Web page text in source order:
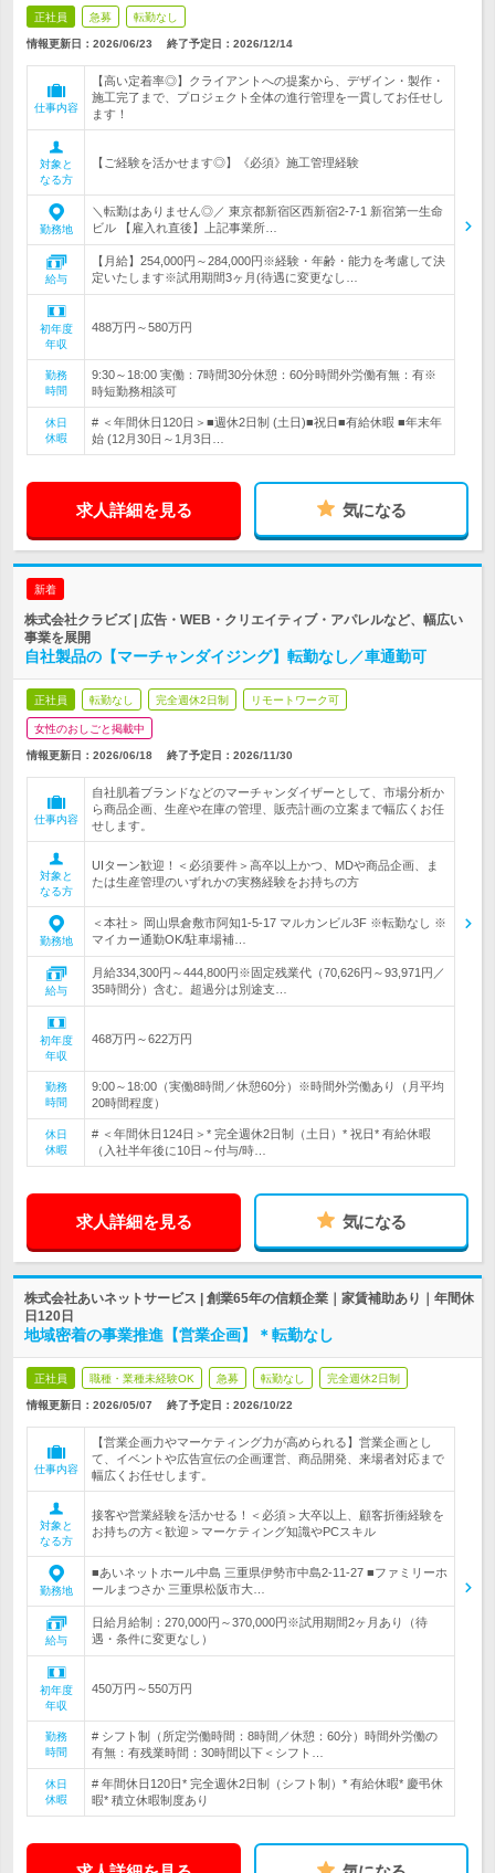
正社員 急募 転勤なし
情報更新日：2026/06/23 終了予定日： 2026/12/14
仕事内容
【高い定着率◎】クライアントへの提案から、デザイン・製作・
施工完了まで、プロジェクト全体の進行管理を一貫してお任せし
ます！
対象と
なる方
【ご経験を活かせます◎】《必須》施工管理経験
勤務地
＼転勤はありません◎／ 東京都新宿区西新宿2-7-1 新宿第一生命
ビル 【雇入れ直後】上記事業所…
給与
【月給】254,000円～284,000円※経験・年齢・能力を考慮して決
定いたします※試用期間3ヶ月(待遇に変更なし…
初年度
年収
488万円～580万円
勤務
時間
9:30～18:00 実働：7時間30分休憩：60分時間外労働有無：有※
時短勤務相談可
休日
休暇
# ＜年間休日120日＞■週休2日制 (土日)■祝日■有給休暇 ■年末年
始 (12月30日～1月3日…
求人詳細を見る 気になる
新着
株式会社クラビズ | 広告・WEB・クリエイティブ・アパレルなど、幅広い
事業を展開
自社製品の【マーチャンダイジング】転勤なし／車通勤可
正社員 転勤なし 完全週休2日制 リモートワーク可
女性のおしごと掲載中
情報更新日：2026/06/18 終了予定日： 2026/11/30
仕事内容
自社肌着ブランドなどのマーチャンダイザーとして、市場分析か
ら商品企画、生産や在庫の管理、販売計画の立案まで幅広くお任
せします。
対象と
なる方
UIターン歓迎！＜必須要件＞高卒以上かつ、MDや商品企画、ま
たは生産管理のいずれかの実務経験をお持ちの方
勤務地
＜本社＞ 岡山県倉敷市阿知1-5-17 マルカンビル3F ※転勤なし ※
マイカー通勤OK/駐車場補…
給与
月給334,300円～444,800円※固定残業代（70,626円～93,971円／
35時間分）含む。超過分は別途支…
初年度
年収
468万円～622万円
勤務
時間
9:00～18:00（実働8時間／休憩60分）※時間外労働あり（月平均
20時間程度）
休日
休暇
# ＜年間休日124日＞* 完全週休2日制（土日）* 祝日* 有給休暇
（入社半年後に10日～付与/時…
求人詳細を見る 気になる
株式会社あいネットサービス | 創業65年の信頼企業｜家賃補助あり｜年間休
日120日
地域密着の事業推進【営業企画】＊転勤なし
正社員 職種・業種未経験OK 急募 転勤なし 完全週休2日制
情報更新日：2026/05/07 終了予定日： 2026/10/22
仕事内容
【営業企画力やマーケティング力が高められる】営業企画とし
て、イベントや広告宣伝の企画運営、商品開発、来場者対応まで
幅広くお任せします。
対象と
なる方
接客や営業経験を活かせる！＜必須＞大卒以上、顧客折衝経験を
お持ちの方＜歓迎＞マーケティング知識やPCスキル
勤務地
■あいネットホール中島 三重県伊勢市中島2-11-27 ■ファミリーホ
ールまつさか 三重県松阪市大…
給与
日給月給制：270,000円～370,000円※試用期間2ヶ月あり（待
遇・条件に変更なし）
初年度
年収
450万円～550万円
勤務
時間
# シフト制（所定労働時間：8時間／休憩：60分）時間外労働の
有無：有残業時間：30時間以下＜シフト…
休日
休暇
# 年間休日120日* 完全週休2日制（シフト制）* 有給休暇* 慶弔休
暇* 積立休暇制度あり